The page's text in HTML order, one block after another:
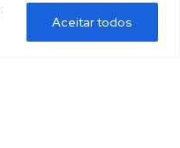
Aceitar todos